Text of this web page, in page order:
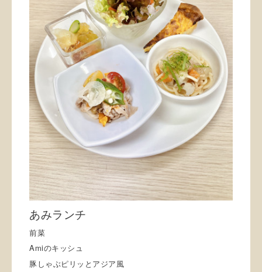
あみランチ
前菜
Amiのキッシュ
豚しゃぶピリッとアジア風